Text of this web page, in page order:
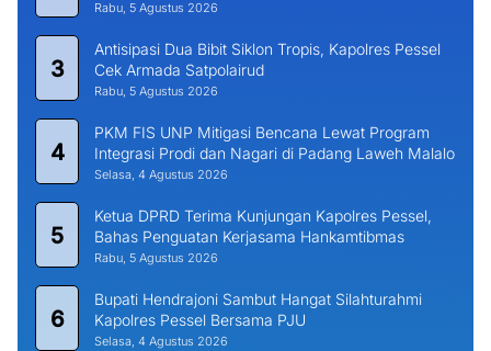
Rabu, 5 Agustus 2026
3
Antisipasi Dua Bibit Siklon Tropis, Kapolres Pessel
Cek Armada Satpolairud
Rabu, 5 Agustus 2026
4
PKM FIS UNP Mitigasi Bencana Lewat Program
Integrasi Prodi dan Nagari di Padang Laweh Malalo
Selasa, 4 Agustus 2026
5
Ketua DPRD Terima Kunjungan Kapolres Pessel,
Bahas Penguatan Kerjasama Hankamtibmas
Rabu, 5 Agustus 2026
6
Bupati Hendrajoni Sambut Hangat Silahturahmi
Kapolres Pessel Bersama PJU
Selasa, 4 Agustus 2026